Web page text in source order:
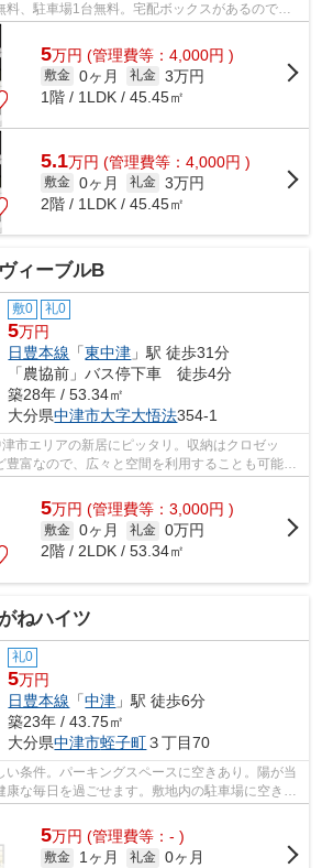
料、駐車場1台無料。宅配ボックスがあるので、
け取ることが...
5万円 (管理費等：4,000円 )
敷金 0ヶ月 礼金 3万円
1階 / 1LDK / 45.45㎡
5.1万円 (管理費等：4,000円 )
敷金 0ヶ月 礼金 3万円
2階 / 1LDK / 45.45㎡
ィーブルB
敷0 礼0
5万円
日豊本線 「東中津 」駅 徒歩31分
「農協前」バス停下車 徒歩4分
築28年 / 53.34㎡
大分県中津市大字大悟法354-1
津市エリアの新居にピッタリ。収納はクロゼッ
豊富なので、広々と空間を利用することも可能で
るTVインターホ...
5万円 (管理費等：3,000円 )
敷金 0ヶ月 礼金 0万円
2階 / 2LDK / 53.34㎡
ねハイツ
礼0
5万円
日豊本線 「中津 」駅 徒歩6分
築23年 / 43.75㎡
大分県中津市蛭子町３丁目70
い条件。パーキングスペースに空きあり。陽が当
康な毎日を過ごせます。敷地内の駐車場に空きが
さい。ダイ...
5万円 (管理費等：- )
敷金 1ヶ月 礼金 0ヶ月